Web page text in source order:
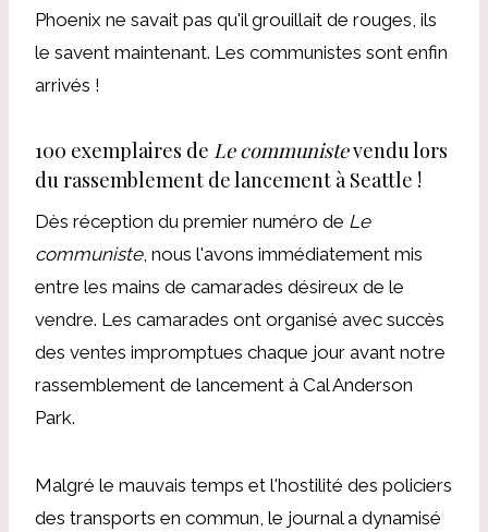
Phoenix ne savait pas qu'il grouillait de rouges, ils
le savent maintenant. Les communistes sont enfin
arrivés !
100 exemplaires de Le communistevendu lors
du rassemblement de lancement à Seattle !
Dès réception du premier numéro de Le
communiste, nous l'avons immédiatement mis
entre les mains de camarades désireux de le
vendre. Les camarades ont organisé avec succès
des ventes impromptues chaque jour avant notre
rassemblement de lancement à Cal Anderson
Park.
Malgré le mauvais temps et l'hostilité des policiers
des transports en commun, le journal a dynamisé